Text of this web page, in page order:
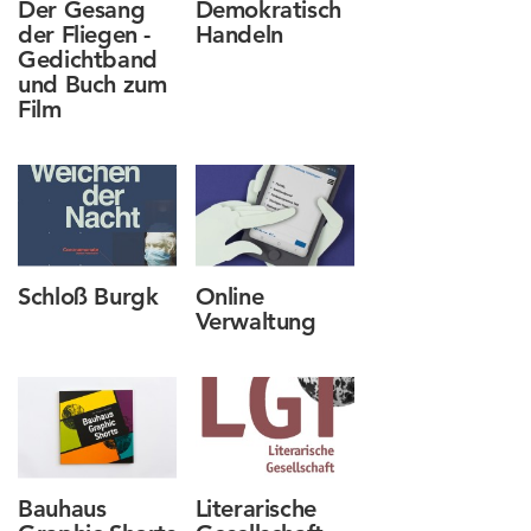
Der Gesang
der Fliegen -
Gedichtband
und Buch zum
Film
Demokratisch
Handeln
Schloß Burgk
Online
Verwaltung
Bauhaus
Literarische
und
individuelles
Design
in
Weimar.
Schwerpunkte
liegen
Bereichen
Druck-
Herstellung
Animationsﬁlmen.
Ihre